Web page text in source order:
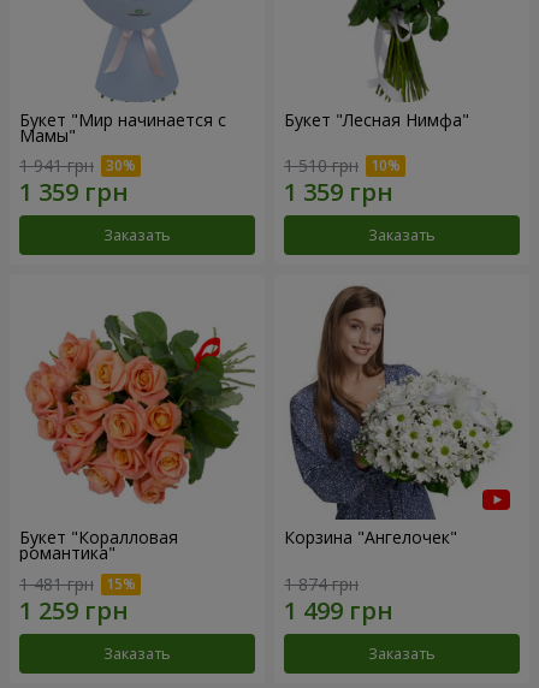
Букет "Мир начинается с
Мамы"
1 941 грн
Заказать
Букет "Лесная Нимфа"
1 510 грн
Заказать
Букет "Коралловая
романтика"
1 481 грн
Заказать
Корзина "Ангелочек"
1 874 грн
Заказать